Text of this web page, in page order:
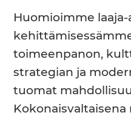
Huomioimme laaja-
toimeenpanon,
strategian ja
tuomat